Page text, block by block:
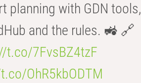
planning with GDN tools,
and the rules. 🚜 🔗
t.co/7FvsBZ4tzF
OhR5kbODTM